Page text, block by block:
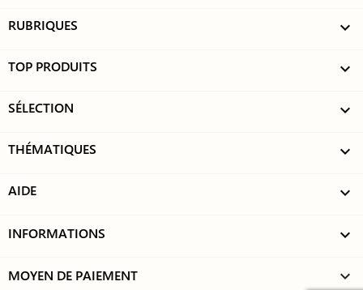
RUBRIQUES 
TOP PRODUITS 
SÉLECTION 
THÉMATIQUES 
AIDE 
INFORMATIONS 
MOYEN DE PAIEMENT keyboard_arrow_down